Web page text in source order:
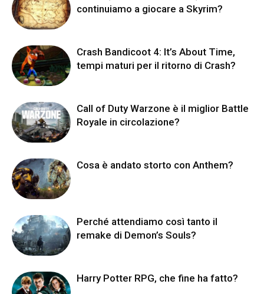
continuiamo a giocare a Skyrim?
Crash Bandicoot 4: It’s About Time,
tempi maturi per il ritorno di Crash?
Call of Duty Warzone è il miglior Battle
Royale in circolazione?
Cosa è andato storto con Anthem?
Perché attendiamo così tanto il
remake di Demon’s Souls?
Harry Potter RPG, che fine ha fatto?